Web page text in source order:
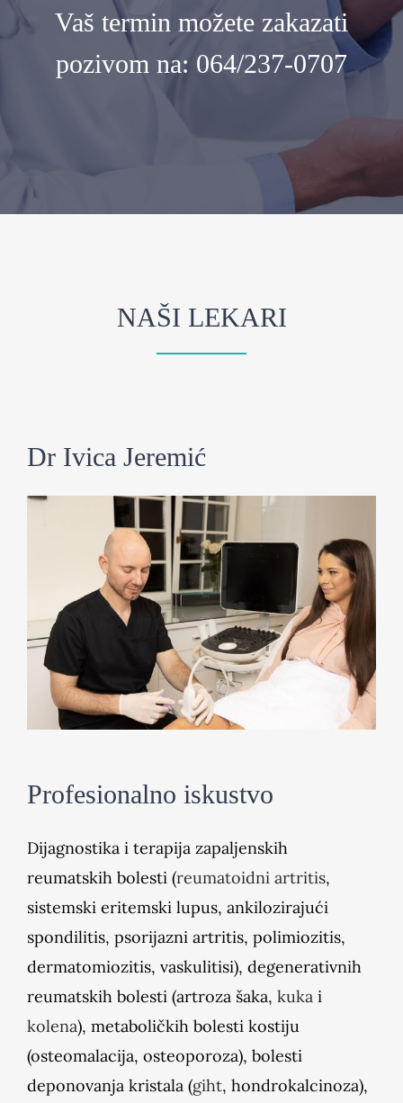
Vaš termin možete zakazati
pozivom na: 064/237-0707
NAŠI LEKARI
Dr Ivica Jeremić
Profesionalno iskustvo
Dijagnostika i terapija zapaljenskih
reumatskih bolesti (reumatoidni artritis,
sistemski eritemski lupus, ankilozirajući
spondilitis, psorijazni artritis, polimiozitis,
dermatomiozitis, vaskulitisi), degenerativnih
reumatskih bolesti (artroza šaka, kuka i
kolena), metaboličkih bolesti kostiju
(osteomalacija, osteoporoza), bolesti
deponovanja kristala (giht, hondrokalcinoza),